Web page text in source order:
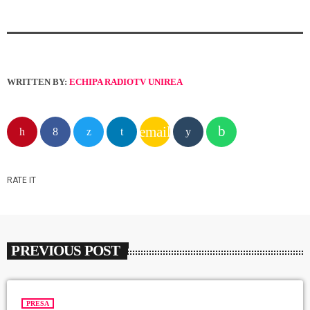
WRITTEN BY: ECHIPA RADIOTV UNIREA
email
RATE IT
PREVIOUS POST
PRESA